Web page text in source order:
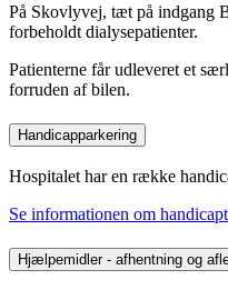
På Skovlyvej, tæt på indgang
forbeholdt dialysepatienter.
Patienterne får udleveret et
forruden af bilen.
Handicapparkering
Hospitalet har en række
Se informationen om
Hjælpemidler - afhentning og